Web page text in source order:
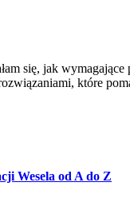
się, jak
które
Wesela od A do Z